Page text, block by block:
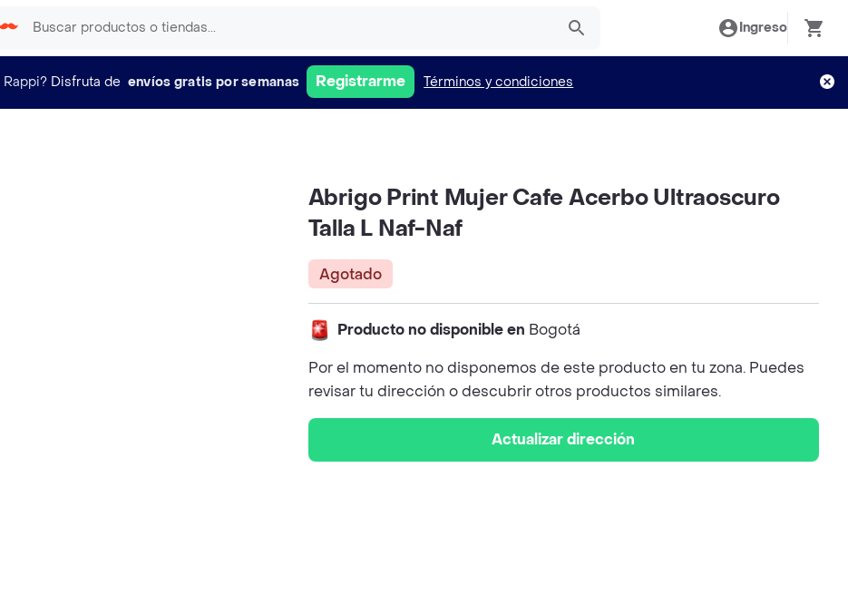
Ingreso
Rappi? Disfruta de envíos gratis por semanas Registrarme Términos y condiciones
Abrigo Print Mujer Cafe Acerbo Ultraoscuro
Talla L Naf-Naf
Agotado
Producto no disponible en Bogotá
Por el momento no disponemos de este producto en tu zona. Puedes
revisar tu dirección o descubrir otros productos similares.
Actualizar dirección